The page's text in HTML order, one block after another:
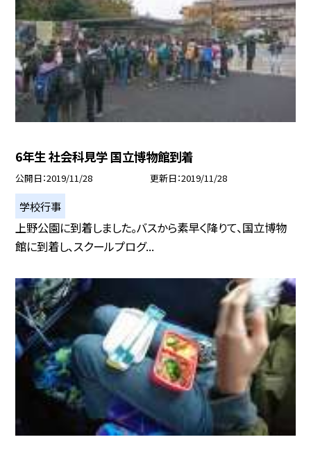
6年生 社会科見学 国立博物館到着
公開日 2019/11/28 更新日 2019/11/28
学校行事
上野公園に到着しました。バスから素早く降りて、国立博物
館に到着し、スクールプログ...